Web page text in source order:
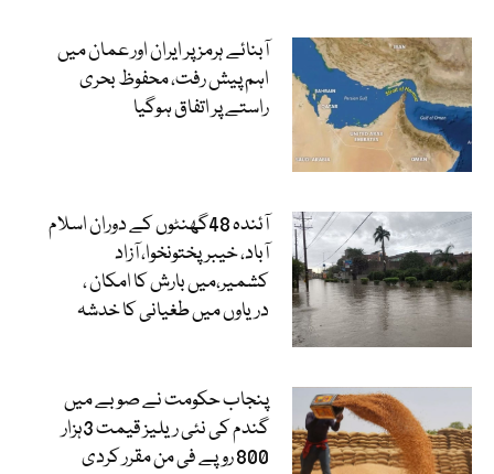
آبنائے ہرمز پر ایران اور عمان میں
اہم پیش رفت، محفوظ بحری
راستے پر اتفاق ہوگیا
آئندہ 48گھنٹوں کے دوران اسلام
آباد، خیبرپختونخوا، آزاد
کشمیر،میں بارش کا امکان ،
دریاوں میں طغیانی کا خدشہ
پنجاب حکومت نے صوبے میں
گندم کی نئی ریلیز قیمت 3ہزار
800 روپے فی من مقرر کردی